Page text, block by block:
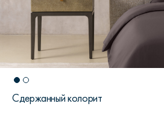
Сдержанный колорит